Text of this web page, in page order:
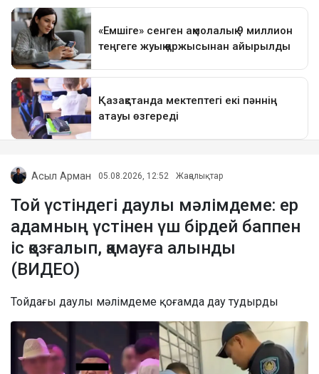
Асыл Арман 05.08.2026, 12:52 Жаңалықтар
Той үстіндегі даулы мәлімдеме: ер
адамның үстінен үш бірдей баппен
іс қозғалып, қамауға алынды
(ВИДЕО)
Тойдағы даулы мәлімдеме қоғамда дау тудырды